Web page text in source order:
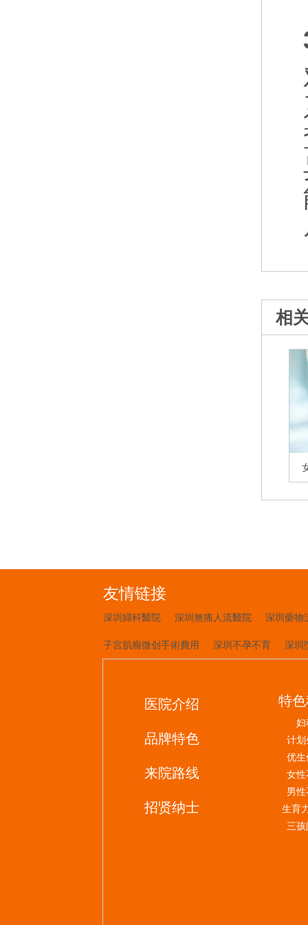
相
友情链接
深圳婦科醫院 深圳無痛人流醫院 深圳藥物
子宮肌瘤微创手術費用 深圳不孕不育 深圳
医院介绍
品牌特色
来院路线
招贤纳士
特
妇
计划
优生
女性
男
生育
三